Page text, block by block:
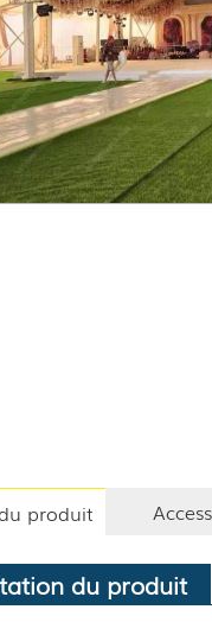
produit
du produit